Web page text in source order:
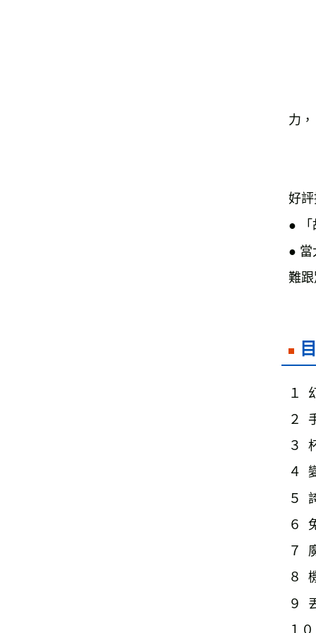
‧
‧
‧
‧
力，
‧
好
● 「
● 當
難
１
２
３
４
５
６
７
８
９